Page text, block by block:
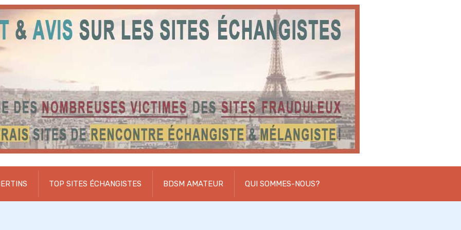
TOP SITES ÉCHANGISTES BDSM AMATEUR QUI SOMMES-NOUS?